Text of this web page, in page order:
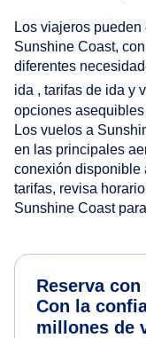
Los viajeros
Sunshine Coast,
diferentes
ida , tarifas de ida y
opciones
Los vuelos a
en las principales
conexión disponible
tarifas, revisa
Sunshine Coast
Reserva
Con la
millones de